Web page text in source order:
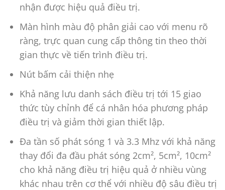
nhận được hiệu quả điều trị.
Màn hình màu độ phân giải cao với menu rõ
ràng, trực quan cung cấp thông tin theo thời
gian thực về tiến trình điều trị.
Nút bấm cải thiện nhẹ
Khả năng lưu danh sách điều trị tới 15 giao
thức tùy chỉnh để cá nhân hóa phương pháp
điều trị và giảm thời gian thiết lập.
Đa tần số phát sóng 1 và 3.3 Mhz với khả năng
thay đổi đa đầu phát sóng 2cm², 5cm², 10cm²
cho khả năng điều trị hiệu quả ở nhiều vùng
khác nhau trên cơ thể với nhiều độ sâu điều trị